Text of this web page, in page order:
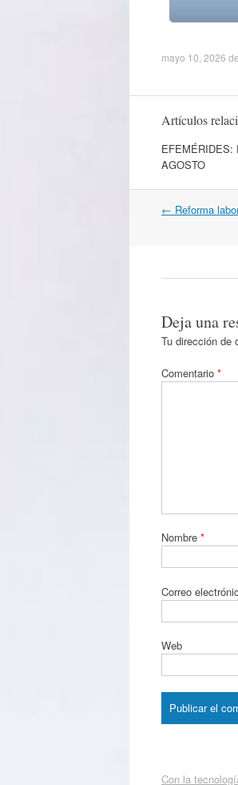
mayo 10, 2026 de
Artículos
EFEMÉRIDES:
AGOSTO
Navegación
← Reforma
Deja una
Tu dirección de
Comentario *
Nombre *
Correo
Web
Con la